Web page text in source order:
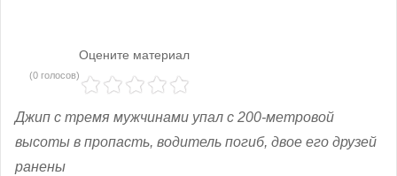
Оцените материал
(0 голосов)
Джип с тремя мужчинами упал с 200-метровой
высоты в пропасть, водитель погиб, двое его друзей
ранены